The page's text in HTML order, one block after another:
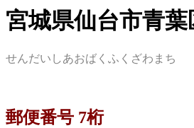
宮城県仙台市青
せんだいしあおばくふくざわまち
郵便番号 7桁